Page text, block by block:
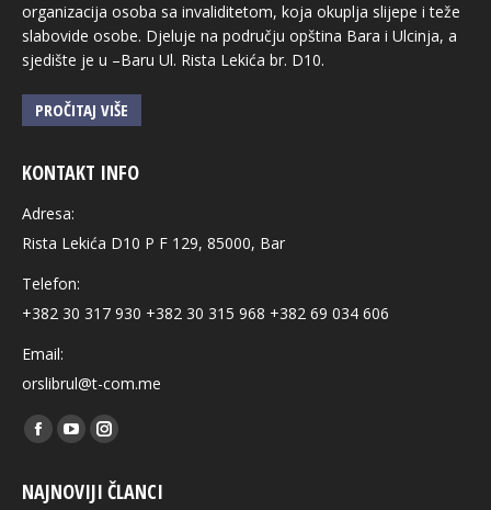
organizacija osoba sa invaliditetom, koja okuplja slijepe i teže
slabovide osobe. Djeluje na području opština Bara i Ulcinja, a
sjedište je u –Baru Ul. Rista Lekića br. D10.
PROČITAJ VIŠE
KONTAKT INFO
Adresa:
Rista Lekića D10 P F 129, 85000, Bar
Telefon:
+382 30 317 930 +382 30 315 968 +382 69 034 606
Email:
orslibrul@t-com.me
Find us on:
Facebook
opens
YouTube
opens
Instagram
opens
NAJNOVIJI ČLANCI